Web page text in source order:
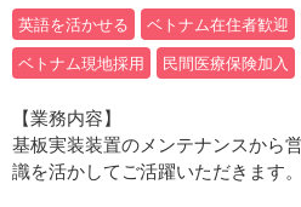
英語を活かせる ベトナム在住者歓迎
ベトナム現地採用
民間医療保険加入
【業務内容】
基板実装装置のメンテナンスから
識を活かしてご活躍いただきます。